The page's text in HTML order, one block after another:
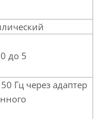
до 5
Гц через адаптер